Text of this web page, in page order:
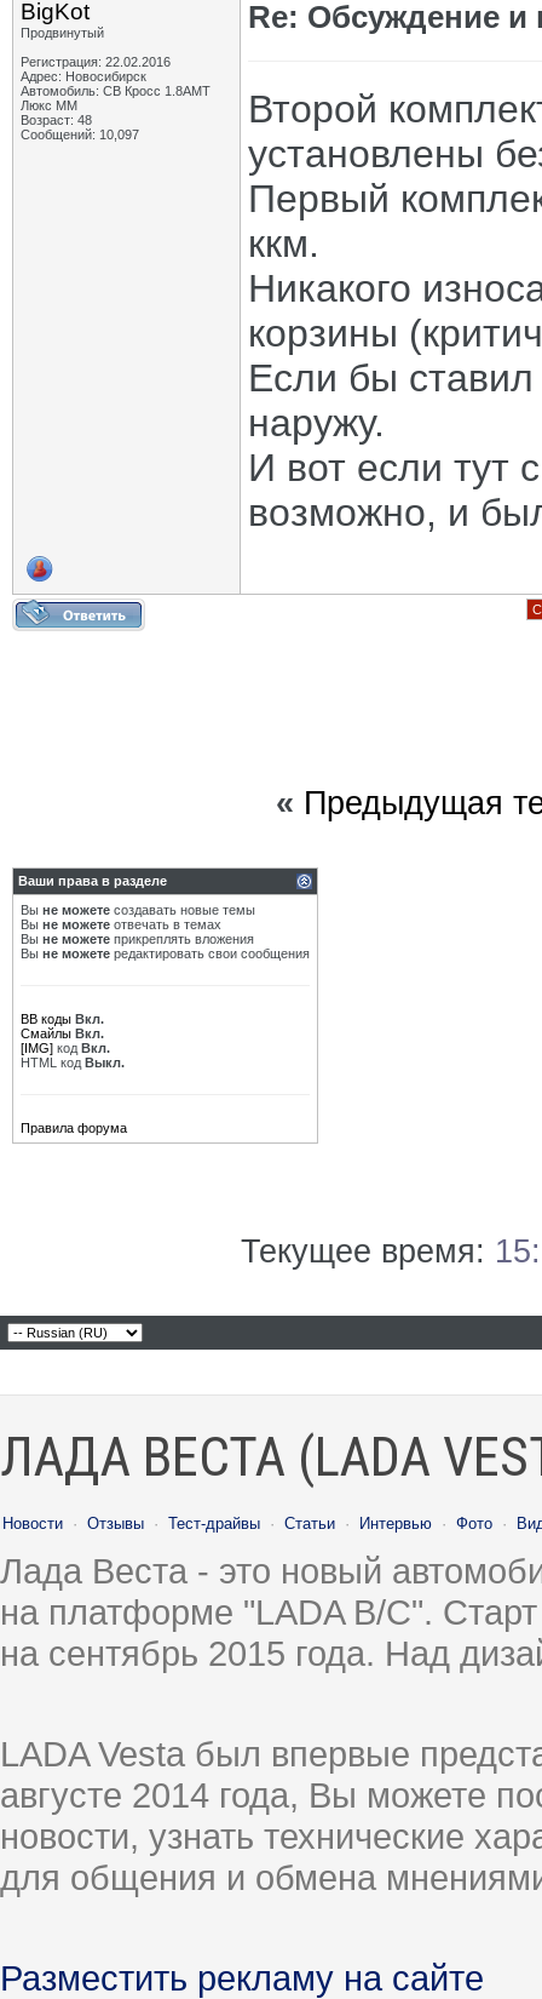
BigKot
Продвинутый
Регистрация: 22.02.2016
Адрес: Новосибирск
Автомобиль: СВ Кросс 1.8АМТ
Люкс ММ
Возраст: 48
Сообщений: 10,097
Re: Обсуждение
Второй
установлены
Первый
ккм.
Никакого
корзины
Если бы
наружу.
И вот если тут
возможно, и
« Предыдущая
Ваши права в разделе
Вы не можете создавать новые темы
Вы не можете отвечать в темах
Вы не можете прикреплять вложения
Вы не можете редактировать свои сообщения
BB коды Вкл.
Смайлы Вкл.
[IMG] код Вкл.
HTML код Выкл.
Правила форума
Текущее время:
ЛАДА ВЕСТА (LADA
Новости · Отзывы · Тест-драйвы · Статьи · Интервью · Фото ·
Лада Веста - это новый
на платформе "LADA B/C".
на сентябрь 2015 года. Над
LADA Vesta был впервые
августе 2014 года, Вы можете
новости, узнать технические
для общения и обмена
Разместить рекламу на сайте